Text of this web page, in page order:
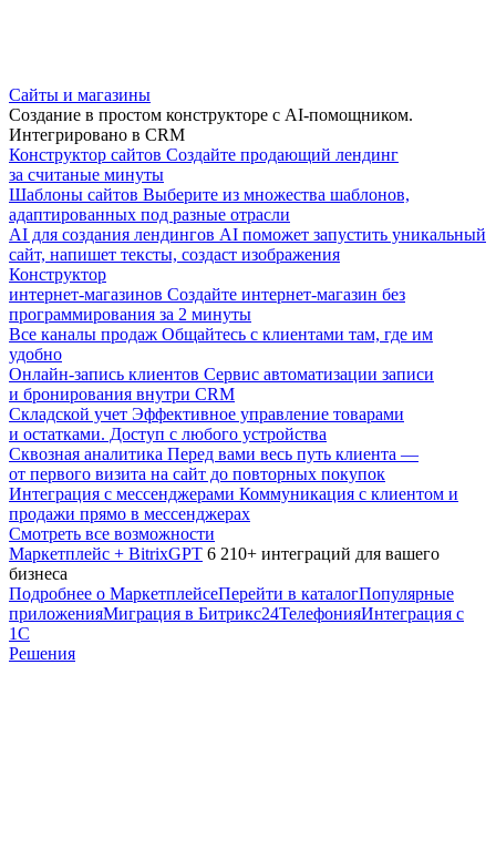
Сайты и магазины
Создание в простом конструкторе с AI-помощником.
Интегрировано в CRM
Конструктор сайтов Создайте продающий лендинг
за считаные минуты
Шаблоны сайтов Выберите из множества шаблонов,
адаптированных под разные отрасли
AI для создания лендингов AI поможет запустить уникальный
сайт, напишет тексты, создаст изображения
Конструктор
интернет-магазинов Создайте интернет-магазин без
программирования за 2 минуты
Все каналы продаж Общайтесь с клиентами там, где им
удобно
Онлайн-запись клиентов Сервис автоматизации записи
и бронирования внутри CRM
Складской учет Эффективное управление товарами
и остатками. Доступ с любого устройства
Сквозная аналитика Перед вами весь путь клиента —
от первого визита на сайт до повторных покупок
Интеграция с мессенджерами Коммуникация с клиентом и
продажи прямо в мессенджерах
Смотреть все возможности
Маркетплейс + BitrixGPT 6 210+ интеграций для вашего
бизнеса
Подробнее о МаркетплейсеПерейти в каталогПопулярные
приложенияМиграция в Битрикс24ТелефонияИнтеграция с
1С
Решения